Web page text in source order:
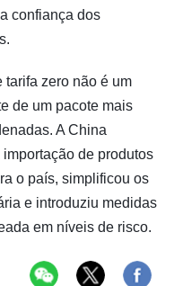
confiança dos
tarifa zero não é um
de um pacote mais
A China
de produtos
o país, simplificou os
e introduziu medidas
em níveis de risco.